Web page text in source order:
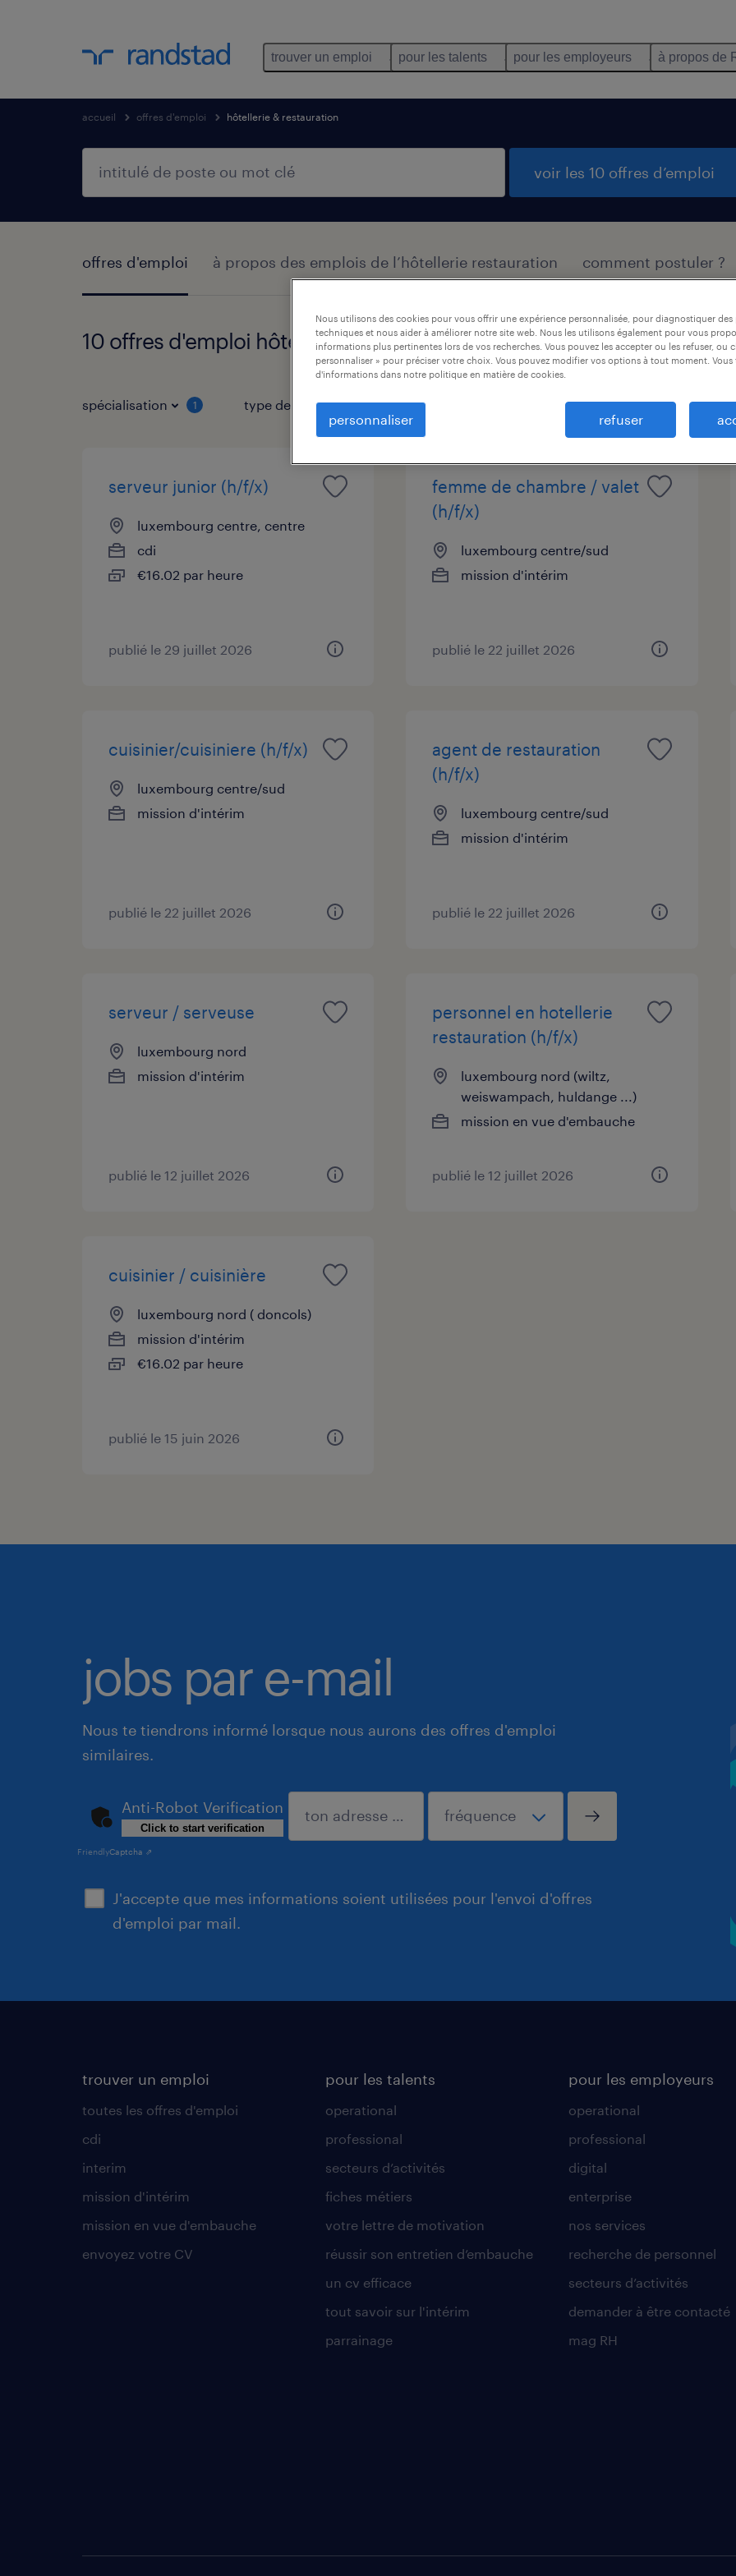
trouver un emploi pour les talents pour les employeurs à propos de
accueil offres d'emploi hôtellerie & restauration
voir les 10 offres d’emploi
offres d'emploi à propos des emplois de l’hôtellerie restauration comment postuler ?
10 offres d'emploi hôtellerie & restauration trouvées
spécialisation 1 type de job
serveur junior (h/f/x)
luxembourg centre, centre
cdi
€16.02 par heure
publié le 29 juillet 2026
femme de chambre / valet
(h/f/x)
luxembourg centre/sud
mission d'intérim
publié le 22 juillet 2026
cuisinier/cuisiniere (h/f/x)
luxembourg centre/sud
mission d'intérim
publié le 22 juillet 2026
agent de restauration
(h/f/x)
luxembourg centre/sud
mission d'intérim
publié le 22 juillet 2026
serveur / serveuse
luxembourg nord
mission d'intérim
publié le 12 juillet 2026
personnel en hotellerie
restauration (h/f/x)
luxembourg nord (wiltz,
weiswampach, huldange ...)
mission en vue d'embauche
publié le 12 juillet 2026
cuisinier / cuisinière
luxembourg nord ( doncols)
mission d'intérim
€16.02 par heure
publié le 15 juin 2026
jobs par e-mail
Nous te tiendrons informé lorsque nous aurons des offres d'emploi
similaires.
J'accepte que mes informations soient utilisées pour l'envoi d'offres
d'emploi par mail.
Anti-Robot Verification
Click to start verification
FriendlyCaptcha ⇗
soumettre
trouver un emploi
toutes les offres d'emploi
cdi
interim
mission d'intérim
mission en vue d'embauche
envoyez votre CV
pour les talents
operational
professional
secteurs d’activités
fiches métiers
votre lettre de motivation
réussir son entretien d’embauche
un cv efficace
tout savoir sur l'intérim
parrainage
pour les employeurs
operational
professional
digital
enterprise
nos services
recherche de personnel
secteurs d’activités
demander à être contacté
mag RH
Nous utilisons des cookies pour vous offrir une expérience personnalisée, pour diagnostiquer des
techniques et nous aider à améliorer notre site web. Nous les utilisons également pour vous
informations plus pertinentes lors de vos recherches. Vous pouvez les accepter ou les refuser, ou
personnaliser » pour préciser votre choix. Vous pouvez modifier vos options à tout moment. Vous
d'informations dans notre politique en matière de cookies.
personnaliser refuser